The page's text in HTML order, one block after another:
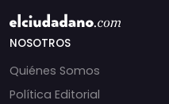
NOSOTROS
Quiénes Somos
Política Editorial